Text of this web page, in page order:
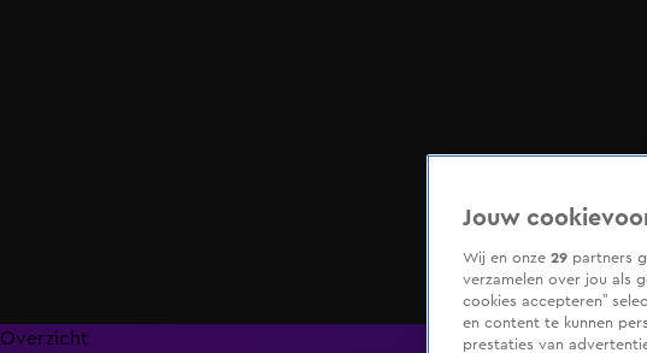
Overzicht
Jouw
Wij en onze 29 partners
verzamelen over jou als
cookies accepteren”
en content te kunnen
prestaties van